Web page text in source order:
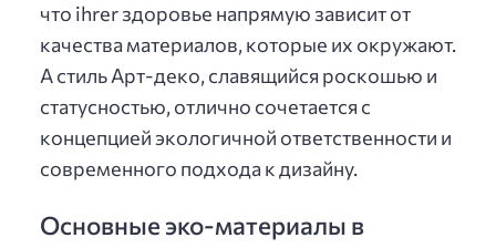
что ihrer здоровье напрямую зависит от
качества материалов, которые их окружают.
А стиль Арт-деко, славящийся роскошью и
статусностью, отлично сочетается с
концепцией экологичной ответственности и
современного подхода к дизайну.
Основные эко-материалы в